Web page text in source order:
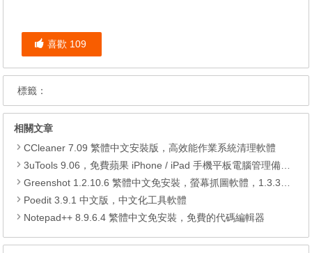
喜歡 109
標籤：
相關文章
CCleaner 7.09 繁體中文安裝版，高效能作業系統清理軟體
3uTools 9.06，免費蘋果 iPhone / iPad 手機平板電腦管理備份還原軟體
Greenshot 1.2.10.6 繁體中文免安裝，螢幕抓圖軟體，1.3.315 安裝版
Poedit 3.9.1 中文版，中文化工具軟體
Notepad++ 8.9.6.4 繁體中文免安裝，免費的代碼編輯器